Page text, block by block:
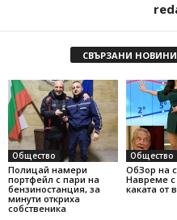
СВЪРЗАНИ НОВИНИ
Общество
Полицай намери
портфейл с пари на
бензиностанция, за
минути откриха
собственика
Общество
ОбЗор на
Навреме с
каката от